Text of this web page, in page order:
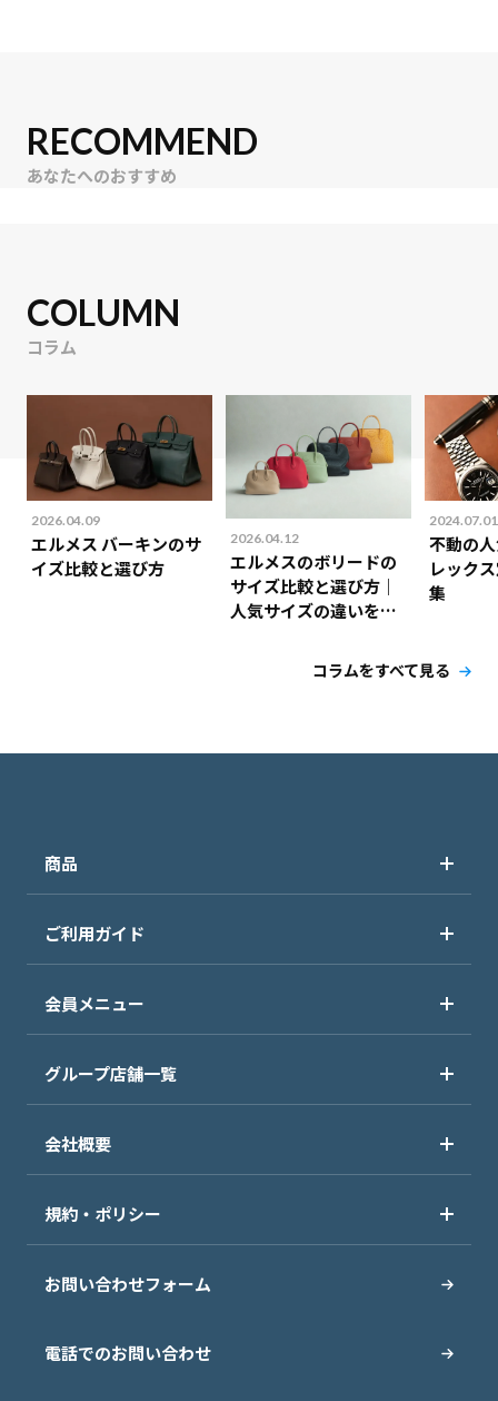
RECOMMEND
あなたへのおすすめ
COLUMN
コラム
2026.04.09
エルメス バーキンのサ
イズ比較と選び方
2026.04.12
エルメスのボリードの
サイズ比較と選び方｜
人気サイズの違いを解
2024.07.01
不動の
レック
集
コラムをすべて見る
商品
ご利用ガイド
会員メニュー
グループ店舗一覧
会社概要
規約・ポリシー
お問い合わせフォーム
電話でのお問い合わせ